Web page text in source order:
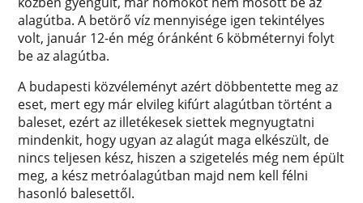
alagútba. A betörő víz mennyisége igen tekintélyes
volt, január 12-én még óránként 6 köbméternyi folyt
be az alagútba.
A budapesti közvéleményt azért döbbentette meg az
eset, mert egy már elvileg kifúrt alagútban történt a
baleset, ezért az illetékesek siettek megnyugtatni
mindenkit, hogy ugyan az alagút maga elkészült, de
nincs teljesen kész, hiszen a szigetelés még nem épült
meg, a kész metróalagútban majd nem kell félni
hasonló balesettől.